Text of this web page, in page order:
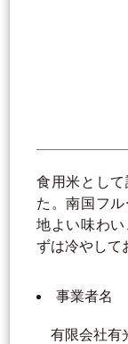
食用米とし
た。南国フ
地よい味わ
ずは冷やして
事業者名
有限会社有